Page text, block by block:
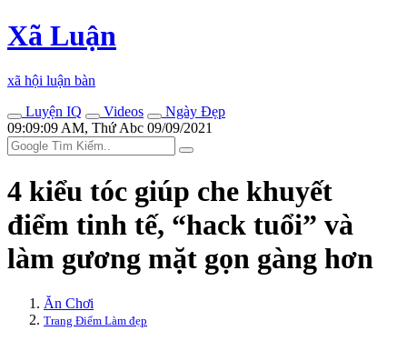
Xã Luận
xã hội luận bàn
Luyện IQ
Videos
Ngày Đẹp
09:09:09 AM, Thứ Abc 09/09/2021
4 kiểu tóc giúp che khuyết
điểm tinh tế, “hack tuổi” và
làm gương mặt gọn gàng hơn
Ăn Chơi
Trang Điểm Làm đẹp